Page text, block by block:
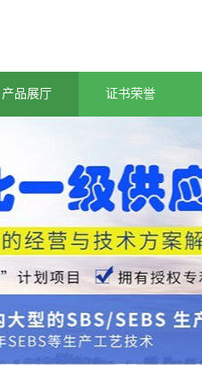
产品展厅 证书荣誉